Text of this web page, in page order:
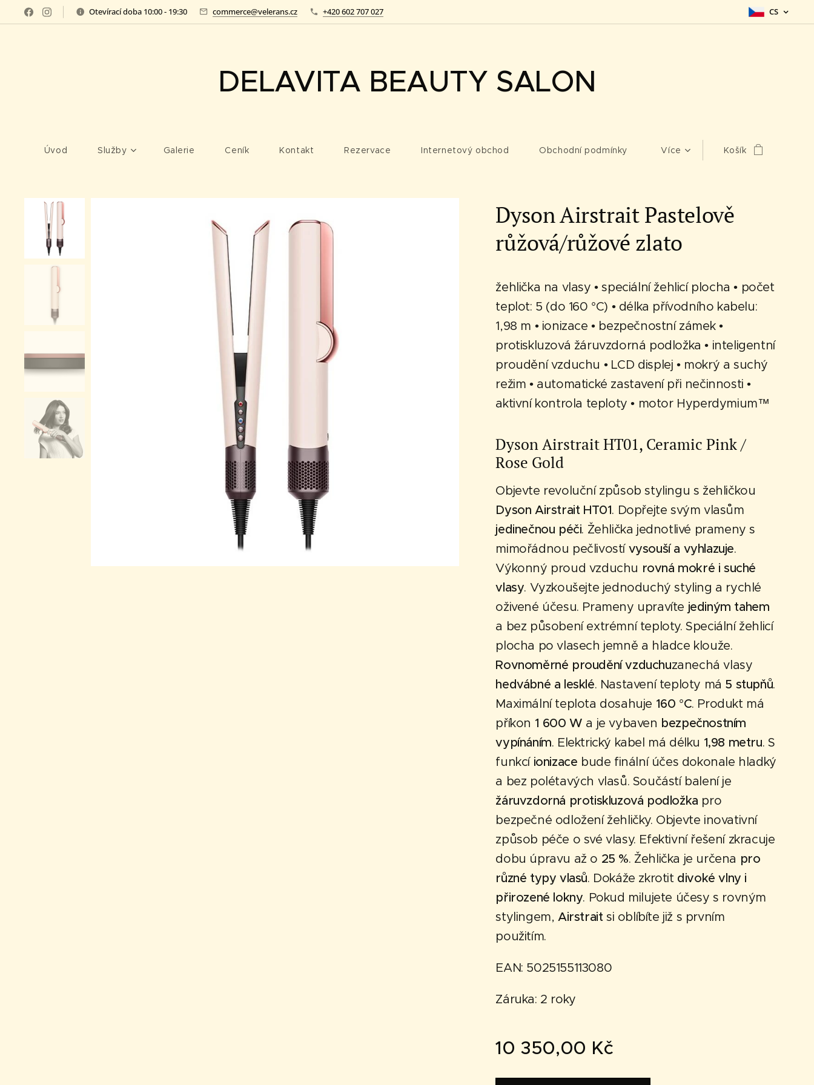
Otevírací doba 10:00 - 19:30 commerce@velerans.cz +420 602 707 027 CS
DELAVITA BEAUTY SALON
Úvod Služby Galerie Ceník Kontakt Rezervace Internetový obchod Obchodní podmínky Více Košík
Dyson Airstrait Pastelově
růžová/růžové zlato
žehlička na vlasy • speciální žehlicí plocha • počet
teplot: 5 (do 160 °C) • délka přívodního kabelu:
1,98 m • ionizace • bezpečnostní zámek •
protiskluzová žáruvzdorná podložka • inteligentní
proudění vzduchu • LCD displej • mokrý a suchý
režim • automatické zastavení při nečinnosti •
aktivní kontrola teploty • motor Hyperdymium™
Dyson Airstrait HT01, Ceramic Pink /
Rose Gold
Objevte revoluční způsob stylingu s žehličkou
Dyson Airstrait HT01. Dopřejte svým vlasům
jedinečnou péči. Žehlička jednotlivé prameny s
mimořádnou pečlivostí vysouší a vyhlazuje.
Výkonný proud vzduchu rovná mokré i suché
vlasy. Vyzkoušejte jednoduchý styling a rychlé
oživené účesu. Prameny upravíte jediným tahem
a bez působení extrémní teploty. Speciální žehlicí
plocha po vlasech jemně a hladce klouže.
Rovnoměrné proudění vzduchuzanechá vlasy
hedvábné a lesklé. Nastavení teploty má 5 stupňů.
Maximální teplota dosahuje 160 °C. Produkt má
příkon 1 600 W a je vybaven bezpečnostním
vypínáním. Elektrický kabel má délku 1,98 metru. S
funkcí ionizace bude finální účes dokonale hladký
a bez polétavých vlasů. Součástí balení je
žáruvzdorná protiskluzová podložka pro
bezpečné odložení žehličky. Objevte inovativní
způsob péče o své vlasy. Efektivní řešení zkracuje
dobu úpravu až o 25 %. Žehlička je určena pro
různé typy vlasů. Dokáže zkrotit divoké vlny i
přirozené lokny. Pokud milujete účesy s rovným
stylingem, Airstrait si oblíbíte již s prvním
použitím.
EAN: 5025155113080
Záruka: 2 roky
10 350,00 Kč